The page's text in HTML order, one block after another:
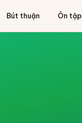
Bút thuận Ôn tập